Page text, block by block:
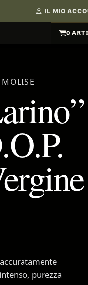
IL MIO
0
purezza